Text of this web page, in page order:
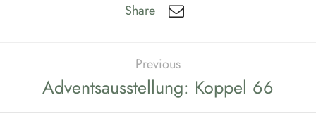
Share
Previous
Adventsausstellung: Koppel 66